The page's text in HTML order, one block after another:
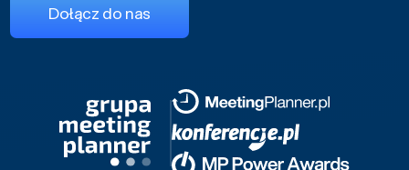
Dołącz do nas